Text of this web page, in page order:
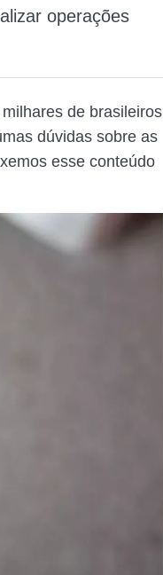
operações
de brasileiros
dúvidas sobre as
esse conteúdo